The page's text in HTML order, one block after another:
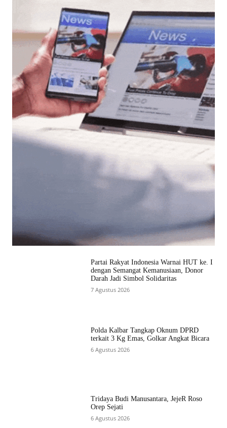
Partai Rakyat Indonesia Warnai HUT ke. I
dengan Semangat Kemanusiaan, Donor
Darah Jadi Simbol Solidaritas
7 Agustus 2026
Polda Kalbar Tangkap Oknum DPRD
terkait 3 Kg Emas, Golkar Angkat Bicara
6 Agustus 2026
Tridaya Budi Manusantara, JejeR Roso
Orep Sejati
6 Agustus 2026